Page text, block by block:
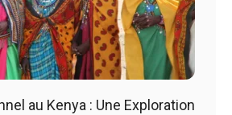
au Kenya : Une Exploration